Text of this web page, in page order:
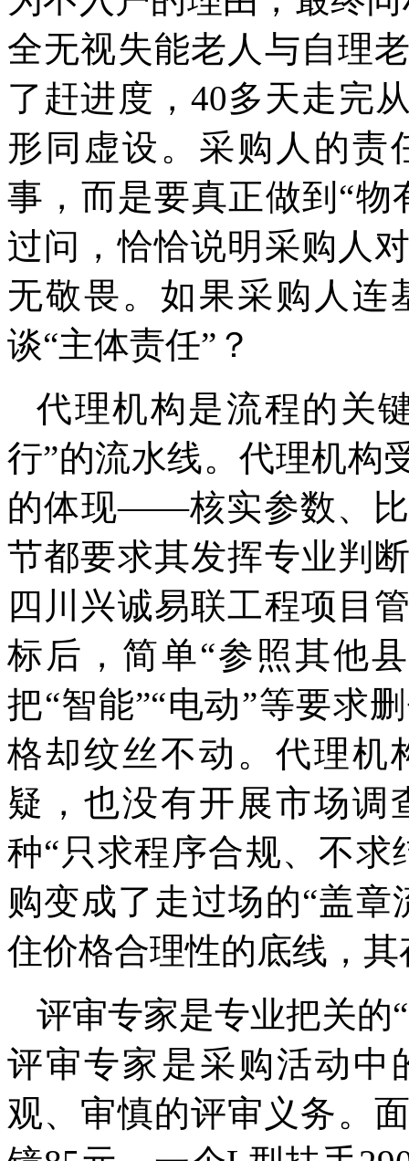
全无视失能老人与自理
了赶进度，40多天走完
形同虚设。采购人的责
事，而是要真正做到“
过问，恰恰说明采购人
无敬畏。如果采购人连
谈“主体责任”？
代理机构是流程的关
行”的流水线。代理机构
的体现——核实参数、
节都要求其发挥专业判
四川兴诚易联工程项目
标后，简单“参照其他
把“智能”“电动”等要求
格却纹丝不动。代理机
疑，也没有开展市场调
种“只求程序合规、不
购变成了走过场的“盖
住价格合理性的底线，
评审专家是专业把关的
评审专家是采购活动中
观、审慎的评审义务。